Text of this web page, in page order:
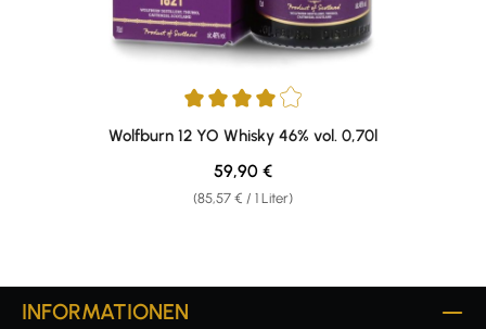
Durchschnittliche Bewertung von 4 von 5 Sternen
Wolfburn 12 YO Whisky 46% vol. 0,70l
(85,57 € / 1 Liter)
Regulärer Preis:
59,90 €
INFORMATIONEN